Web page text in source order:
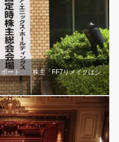
ポート 株主「FF7リメイクはシ